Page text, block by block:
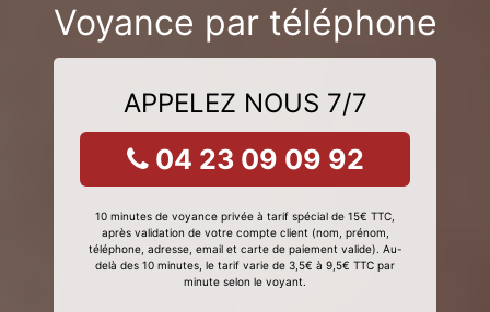
Voyance par téléphone
APPELEZ NOUS 7/7
04 23 09 09 92
10 minutes de voyance privée à tarif spécial de 15€ TTC,
après validation de votre compte client (nom, prénom,
téléphone, adresse, email et carte de paiement valide). Au-
delà des 10 minutes, le tarif varie de 3,5€ à 9,5€ TTC par
minute selon le voyant.